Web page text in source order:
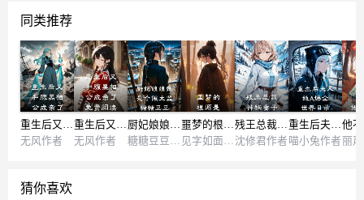
同类推荐
重生后又和腹黑相公成亲了
无风作者
重生后又和腹黑相公成亲了免费阅读
无风作者
厨妃娘娘她是个假太监 糖糖豆豆
糖糖豆豆作者
噩梦的根源是
见字如面作者
残王总裁神秘妻子
沈修君作者
重生后夫人她A爆全世界目录
喵小兔作者
他
丽
猜你喜欢